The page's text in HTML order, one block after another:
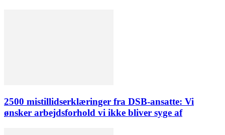
2500 mistillidserklæringer fra DSB-ansatte: Vi
ønsker arbejdsforhold vi ikke bliver syge af